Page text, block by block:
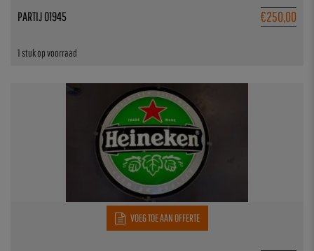
€250,00
1 stuk op voorraad
PARTIJ 01945
VOEG TOE AAN OFFERTE